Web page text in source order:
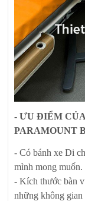
- ƯU ĐIỂM
PARAMOUNT
- Có bánh xe Di
mình mong muốn.
- Kích thước bàn
những không gian